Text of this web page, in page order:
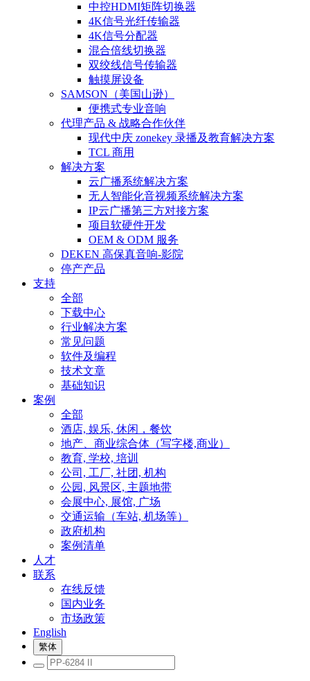
中控HDMI矩阵切换器
4K信号光纤传输器
4K信号分配器
混合倍线切换器
双绞线信号传输器
触摸屏设备
SAMSON（美国山逊）
便携式专业音响
代理产品 & 战略合作伙伴
现代中庆 zonekey 录播及教育解决方案
TCL 商用
解决方案
云广播系统解决方案
无人智能化音视频系统解决方案
IP云广播第三方对接方案
项目软硬件开发
OEM & ODM 服务
DEKEN 高保真音响-影院
停产产品
支持
全部
下载中心
行业解决方案
常见问题
软件及编程
技术文章
基础知识
案例
全部
酒店, 娱乐, 休闲，餐饮
地产、商业综合体（写字楼,商业）
教育, 学校, 培训
公司, 工厂, 社团, 机构
公园, 风景区, 主题地带
会展中心, 展馆, 广场
交通运输（车站, 机场等）
政府机构
案例清单
人才
联系
在线反馈
国内业务
市场政策
English
繁体